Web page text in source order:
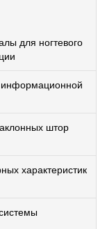
для ногтевого
штор
характеристик